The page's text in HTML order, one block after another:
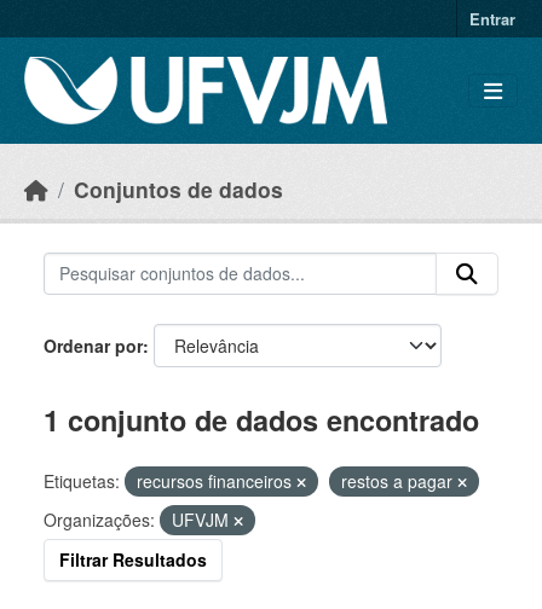
Entrar
Conjuntos de dados
Ordenar por
1 conjunto de dados encontrado
Etiquetas: recursos financeiros
restos a pagar
Organizações:
UFVJM
Filtrar Resultados